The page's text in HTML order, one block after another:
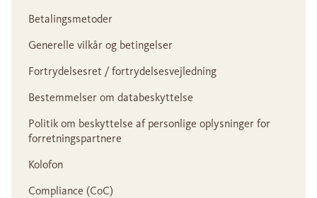
Betalingsmetoder
Generelle vilkår og betingelser
Fortrydelsesret / fortrydelsesvejledning
Bestemmelser om databeskyttelse
Politik om beskyttelse af personlige oplysninger for
forretningspartnere
Kolofon
Compliance (CoC)